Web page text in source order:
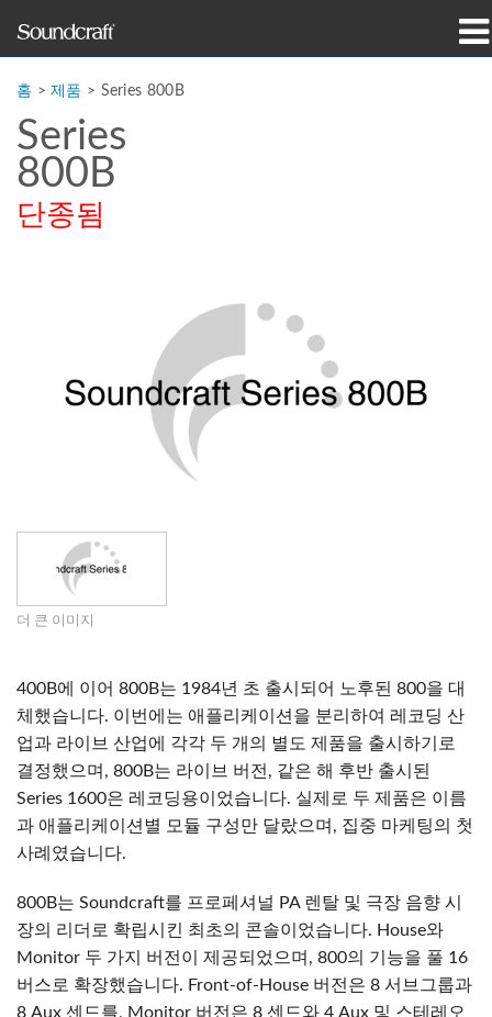
사례 연구 및 뉴스
구매처
홈 >제품 > Series 800B
Series
800B
단종됨
더 큰 이미지
400B에 이어 800B는 1984년 초 출시되어 노후된 800을 대
체했습니다. 이번에는 애플리케이션을 분리하여 레코딩 산
업과 라이브 산업에 각각 두 개의 별도 제품을 출시하기로
결정했으며, 800B는 라이브 버전, 같은 해 후반 출시된
Series 1600은 레코딩용이었습니다. 실제로 두 제품은 이름
과 애플리케이션별 모듈 구성만 달랐으며, 집중 마케팅의 첫
사례였습니다.
800B는 Soundcraft를 프로페셔널 PA 렌탈 및 극장 음향 시
장의 리더로 확립시킨 최초의 콘솔이었습니다. House와
Monitor 두 가지 버전이 제공되었으며, 800의 기능을 풀 16
버스로 확장했습니다. Front-of-House 버전은 8 서브그룹과
8 Aux 센드를, Monitor 버전은 8 센드와 4 Aux 및 스테레오